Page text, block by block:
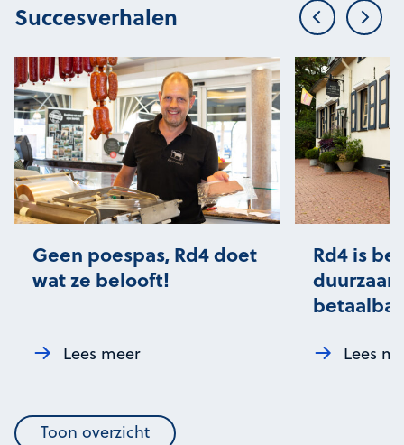
Succesverhalen
Rd4 is betrouwbaar,
duurzaam, en héél
Lees meer
Afspraak
Rd4
Lees
Toon overzicht